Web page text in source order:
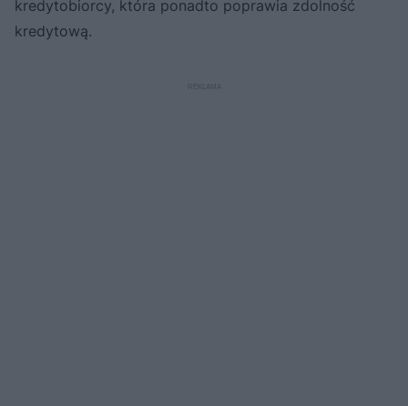
kredytobiorcy, która ponadto poprawia zdolność
kredytową.